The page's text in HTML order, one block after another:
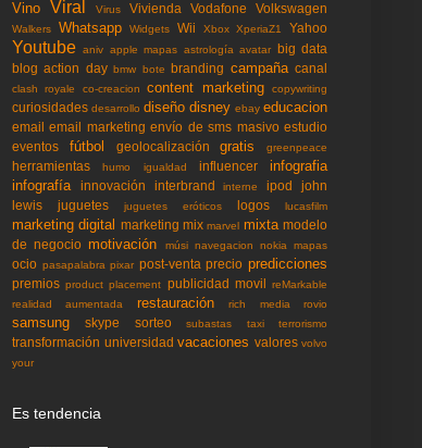
Vino Viral Virus Vivienda Vodafone Volkswagen
Walkers Whatsapp Widgets Wii Xbox XperiaZ1 Yahoo
Youtube aniv apple mapas astrología avatar big data
blog action day bmw bote branding campaña canal
clash royale co-creacion content marketing copywriting
curiosidades desarrollo diseño disney ebay educacion
email email marketing envío de sms masivo estudio
eventos
fútbol geolocalización gratis greenpeace
herramientas humo igualdad influencer
infografia
infografía
innovación interbrand interne ipod
john
lewis
juguetes juguetes eróticos logos lucasfilm
marketing digital marketing mix marvel mixta modelo
de negocio motivación músi navegacion nokia mapas
ocio pasapalabra pixar post-venta precio predicciones
premios product placement publicidad movil reMarkable
realidad aumentada
restauración rich media rovio
samsung skype sorteo subastas taxi terrorismo
transformación universidad vacaciones valores volvo
your
Es tendencia